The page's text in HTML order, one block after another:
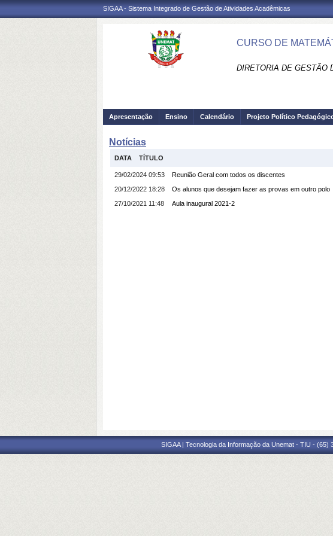
SIGAA - Sistema Integrado de Gestão de Atividades Acadêmicas
CURSO DE
DIRETORIA DE GESTÃO
Apresentação Ensino Calendário Projeto Político
Notícias
DATA TÍTULO
29/02/2024 09:53
Reunião Geral com todos os discentes
20/12/2022 18:28
Os alunos que desejam fazer as provas em outro polo
27/10/2021 11:48
Aula inaugural 2021-2
SIGAA | Tecnologia da Informação da Unemat - TIU -